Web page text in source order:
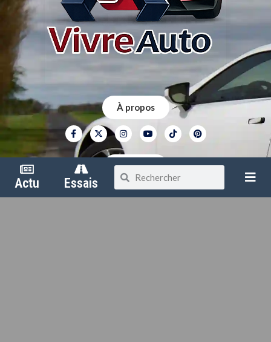
À propos
Contact
Actu Essais